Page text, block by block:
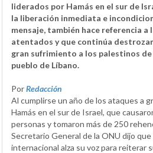
liderados por Hamás en el sur de
la liberación inmediata e
mensaje, también hace referencia a
atentados y que continúa
gran sufrimiento a los palestinos de
pueblo de Líbano.
PorRedacción
Al cumplirse un año de los ataques a
Hamás en el sur de Israel, que
personas y tomaron más de 250
Secretario General de la ONU dijo
internacional alza su voz para reiterar